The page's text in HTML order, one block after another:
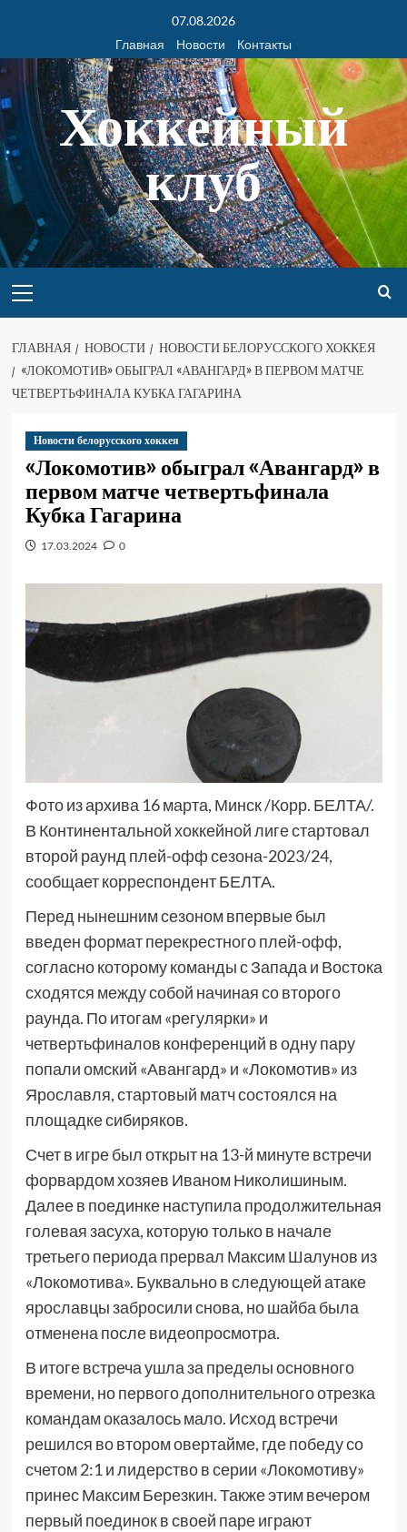
07.08.2026
Главная
Новости Контакты
Хоккейный
клуб
ГЛАВНАЯ НОВОСТИ
НОВОСТИ БЕЛОРУССКОГО ХОККЕЯ
«ЛОКОМОТИВ» ОБЫГРАЛ «АВАНГАРД» В ПЕРВОМ МАТЧЕ
ЧЕТВЕРТЬФИНАЛА КУБКА ГАГАРИНА
Новости белорусского хоккея
«Локомотив» обыграл «Авангард» в
первом матче четвертьфинала
Кубка Гагарина
17.03.2024 0
Фото из архива 16 марта, Минск /Корр. БЕЛТА/.
В Континентальной хоккейной лиге стартовал
второй раунд плей-офф сезона-2023/24,
сообщает корреспондент БЕЛТА.
Перед нынешним сезоном впервые был
введен формат перекрестного плей-офф,
согласно которому команды с Запада и Востока
сходятся между собой начиная со второго
раунда. По итогам «регулярки» и
четвертьфиналов конференций в одну пару
попали омский «Авангард» и «Локомотив» из
Ярославля, стартовый матч состоялся на
площадке сибиряков.
Счет в игре был открыт на 13-й минуте встречи
форвардом хозяев Иваном Николишиным.
Далее в поединке наступила продолжительная
голевая засуха, которую только в начале
третьего периода прервал Максим Шалунов из
«Локомотива». Буквально в следующей атаке
ярославцы забросили снова, но шайба была
отменена после видеопросмотра.
В итоге встреча ушла за пределы основного
времени, но первого дополнительного отрезка
командам оказалось мало. Исход встречи
решился во втором овертайме, где победу со
счетом 2:1 и лидерство в серии «Локомотиву»
принес Максим Березкин. Также этим вечером
первый поединок в своей паре играют